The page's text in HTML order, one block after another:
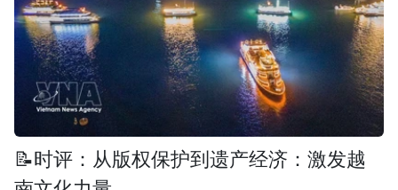
📝时评：从版权保护到遗产经济：激发越